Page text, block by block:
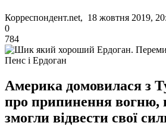
Корреспондент.net, 18 жовтня 2019,
0
784
Пенс і Ердоган
Америка домовилася з
про припинення вогню,
змогли відвести свої